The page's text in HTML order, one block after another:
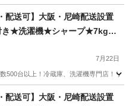
配送可】大阪・尼崎配送設置
き★洗濯機★シャープ★7kg★
W★IS-2103
7月22日
500台以上！冷蔵庫、洗濯機専門店！
無料
配送可】大阪・尼崎配送設置